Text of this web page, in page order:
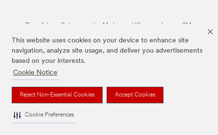
This website uses cookies on your device to enhance site
navigation, analyze site usage, and deliver you advertisements
based on your interests.
Cookie Notice
Reject Non-Essential Cookies Accept Cookies
Cookie Preferences
Die auf dieser Seite genannten Marken sind Warenzeichen von 3M.